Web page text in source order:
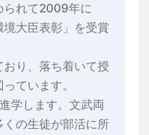
られて2009年に
境大臣表彰」を受賞
おり、落ち着いて授
ています。
学します。文武両
の生徒が部活に所